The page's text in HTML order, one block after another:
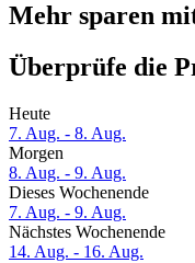
Mehr sparen
Überprüfe die
Heute
7. Aug. - 8. Aug.
Morgen
8. Aug. - 9. Aug.
Dieses Wochenende
7. Aug. - 9. Aug.
Nächstes Wochenende
14. Aug. - 16. Aug.